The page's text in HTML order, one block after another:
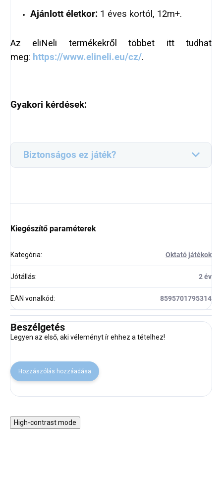
Ajánlott életkor: 1 éves kortól, 12m+.
Az eliNeli termékekről többet itt tudhat
meg: https://www.elineli.eu/cz/.
Gyakori kérdések:
Biztonságos ez játék?
Kiegészítő paraméterek
Kategória: Oktató játékok
Jótállás: 2 év
EAN vonalkód: 8595701795314
Beszélgetés
Legyen az első, aki véleményt ír ehhez a tételhez!
Hozzászólás hozzáadása
High-contrast mode